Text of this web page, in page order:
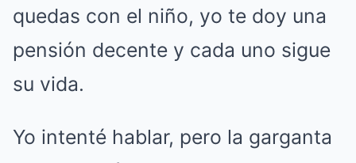
quedas con el niño, yo te doy una
pensión decente y cada uno sigue
su vida.
Yo intenté hablar, pero la garganta